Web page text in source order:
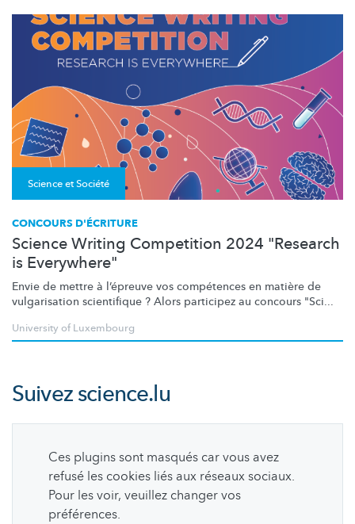
Science et Société
CONCOURS D'ÉCRITURE
Science Writing Competition 2024 "Research
is Everywhere"
Envie de mettre à l’épreuve vos compétences en matière de
vulgarisation scientifique ? Alors participez au concours "Sci...
University of Luxembourg
Suivezscience.lu
Ces plugins sont masqués car vous avez
refusé les cookies liés aux réseaux sociaux.
Pour les voir, veuillez changer vos
préférences.